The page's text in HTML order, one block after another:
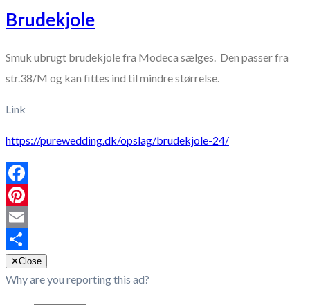
Brudekjole
Smuk ubrugt brudekjole fra Modeca sælges. Den passer fra
str.38/M og kan fittes ind til mindre størrelse.
Link
https://purewedding.dk/opslag/brudekjole-24/
Facebook
Pinterest
Email
Share
✕Close
Why are you reporting this ad?